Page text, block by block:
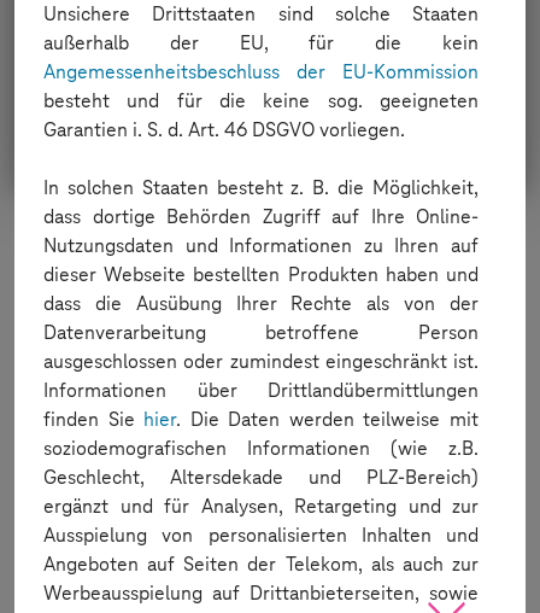
@AfterEach
public
void tearDown(
System.out.println("Report URL: "
        driver
quit ();
}
FIRST STEPS WITH SELENIUM
1.
Contact us
Unsichere Drittstaaten sind solche Staaten
außerhalb der EU, für die kein
Angemessenheitsbeschluss der EU-Kommission
besteht und für die keine sog. geeigneten
Garantien i. S. d. Art. 46 DSGVO vorliegen.
In solchen Staaten besteht z. B. die Möglichkeit,
dass dortige Behörden Zugriff auf Ihre Online-
Nutzungsdaten und Informationen zu Ihren auf
dieser Webseite bestellten Produkten haben und
dass die Ausübung Ihrer Rechte als von der
Datenverarbeitung betroffene Person
ausgeschlossen oder zumindest eingeschränkt ist.
Informationen über Drittlandübermittlungen
finden Sie hier. Die Daten werden teilweise mit
soziodemografischen Informationen (wie z.B.
Geschlecht, Altersdekade und PLZ-Bereich)
ergänzt und für Analysen, Retargeting und zur
Ausspielung von personalisierten Inhalten und
Angeboten auf Seiten der Telekom, als auch zur
Werbeausspielung auf Drittanbieterseiten, sowie